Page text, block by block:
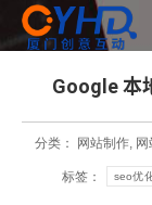
Google 本
分类： 网站制作,
标签： seo优